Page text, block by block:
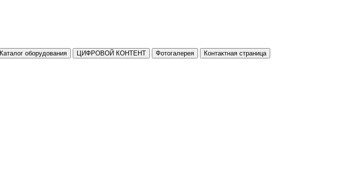
Каталог оборудования ЦИФРОВОЙ КОНТЕНТ Фотогалерея Контактная страница